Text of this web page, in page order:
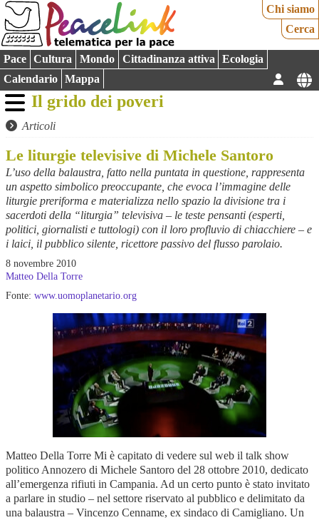
Chi siamo
Cerca
Pace Cultura Mondo Cittadinanza attiva
Ecologia
Calendario
Mappa
Il grido dei poveri
Articoli
Le liturgie televisive di Michele Santoro
L’uso della balaustra, fatto nella puntata in questione, rappresenta
un aspetto simbolico preoccupante, che evoca l’immagine delle
liturgie preriforma e materializza nello spazio la divisione tra i
sacerdoti della “liturgia” televisiva – le teste pensanti (esperti,
politici, giornalisti e tuttologi) con il loro profluvio di chiacchiere – e
i laici, il pubblico silente, ricettore passivo del flusso parolaio.
8 novembre 2010
Matteo Della Torre
Fonte: www.uomoplanetario.org
Matteo Della Torre Mi è capitato di vedere sul web il talk show
politico Annozero di Michele Santoro del 28 ottobre 2010, dedicato
all’emergenza rifiuti in Campania. Ad un certo punto è stato invitato
a parlare in studio – nel settore riservato al pubblico e delimitato da
una balaustra – Vincenzo Cenname, ex sindaco di Camigliano. Un